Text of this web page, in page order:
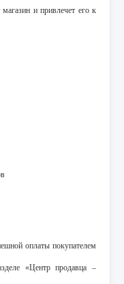
и привлечет его к
оплаты покупателем
«Центр продавца –